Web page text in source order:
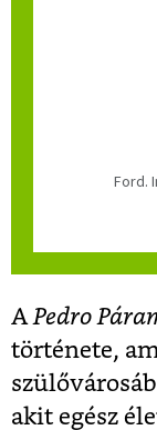
Ford.
A Pedro
története,
akit egész